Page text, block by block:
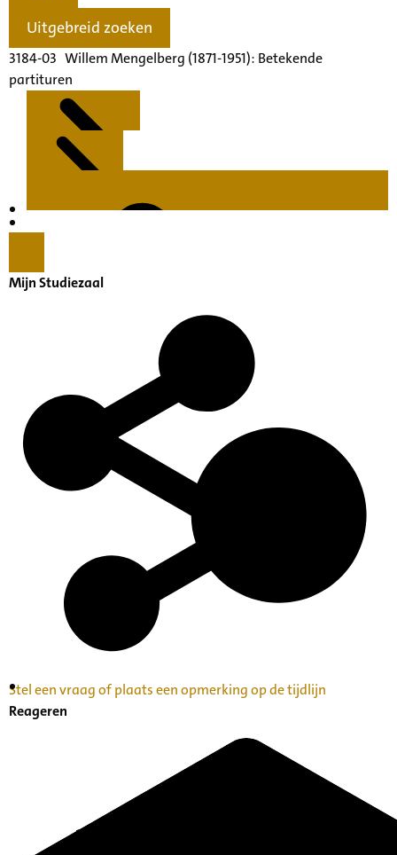
Uitgebreid zoeken
3184-03 Willem Mengelberg (1871-1951): Betekende
partituren
Inventaris Betekende partituren, geordend op
Mijn Studiezaal
Stel een vraag of plaats een opmerking op de tijdlijn
Reageren